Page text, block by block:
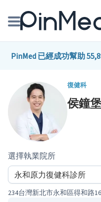
線上預約醫師、院所
醫師專欄專訪
健康主題館
PinMed 已經成功幫助
復健科
侯鐘堡
選擇執業院所
234台灣新北市永和區得和路